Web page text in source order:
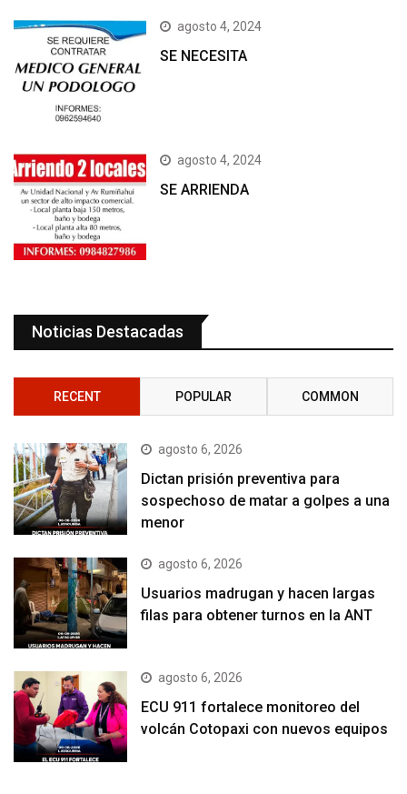
agosto 4, 2024
SE NECESITA
agosto 4, 2024
SE ARRIENDA
Noticias Destacadas
RECENT POPULAR COMMON
agosto 6, 2026
Dictan prisión preventiva para
sospechoso de matar a golpes a una
menor
agosto 6, 2026
Usuarios madrugan y hacen largas
filas para obtener turnos en la ANT
agosto 6, 2026
ECU 911 fortalece monitoreo del
volcán Cotopaxi con nuevos equipos